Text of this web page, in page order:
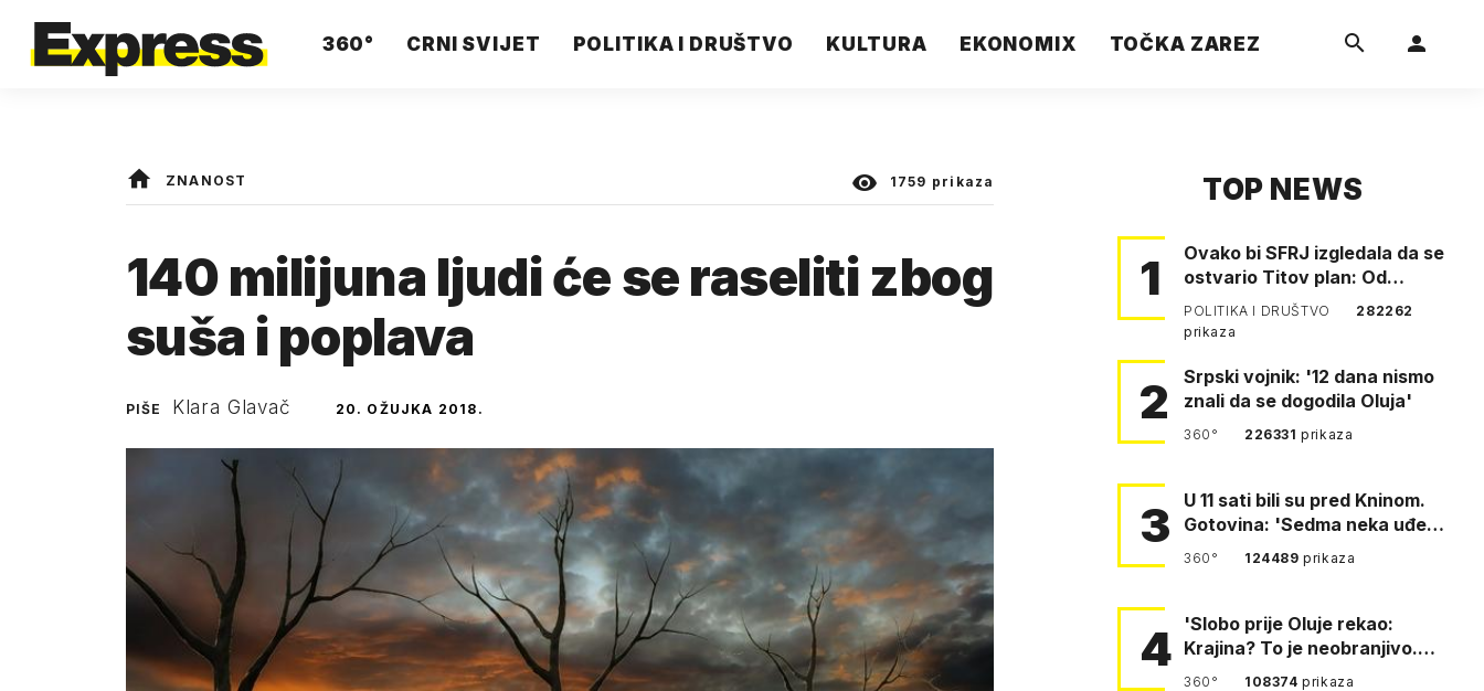
360° CRNI SVIJET POLITIKA I DRUŠTVO KULTURA EKONOMIX TOČKA ZAREZ
ZNANOST 1759 prikaza
140 milijuna ljudi će se raseliti zbog
suša i poplava
PIŠE Klara Glavač 20. OŽUJKA 2018.
TOP NEWS
1
Ovako bi SFRJ izgledala da se
ostvario Titov plan: Od
Klagenfurta do Istanbula!
POLITIKA I DRUŠTVO
282262
prikaza
2
Srpski vojnik: '12 dana nismo
znali da se dogodila Oluja'
360° 226331prikaza
3
U 11 sati bili su pred Kninom.
Gotovina: 'Sedma neka uđe,
4. gardijska neka g…
360° 124489prikaza
4
'Slobo prije Oluje rekao:
Krajina? To je neobranjivo.
Tuđmana zvao Krivousti'
360° 108374prikaza